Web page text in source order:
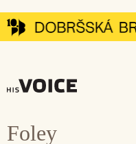
Přeskočit
na
Foley